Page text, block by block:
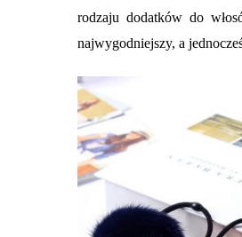
rodzaju dodatków do
najwygodniejszy, a